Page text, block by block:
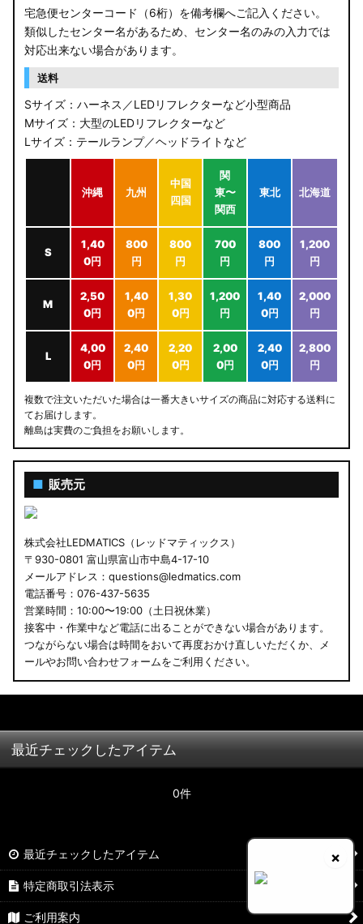
宅急便センターコード（6桁）を備考欄へご記入ください。
類似したセンター名があるため、センター名のみの入力では
対応出来ない場合があります。
送料
Sサイズ：ハーネス／LEDリフレクターなど小型商品
Mサイズ：大型のLEDリフレクターなど
Lサイズ：テールランプ／ヘッドライトなど
沖縄 九州
中国
四国
関
東〜
関西
東北 北海道
S
1,40
0円
800
円
800
円
700
円
800
円
1,200
円
M
2,50
0円
1,40
0円
1,30
0円
1,200
円
1,40
0円
2,000
円
L
4,00
0円
2,40
0円
2,20
0円
2,00
0円
2,40
0円
2,800
円
複数で注文いただいた場合は一番大きいサイズの商品に対応する送料に
てお届けします。
離島は実費のご負担をお願いします。
■ 販売元
株式会社LEDMATICS（レッドマティックス）
〒930-0801 富山県富山市中島4-17-10
メールアドレス：questions@ledmatics.com
電話番号：076-437-5635
営業時間：10:00〜19:00（土日祝休業）
接客中・作業中など電話に出ることができない場合があります。
つながらない場合は時間をおいて再度おかけ直しいただくか、メ
ールやお問い合わせフォームをご利用ください。
×
最近チェックしたアイテム
0件
最近チェックしたアイテム
特定商取引法表示
ご利用案内